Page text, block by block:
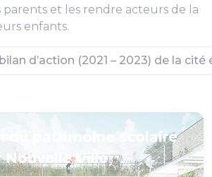
et les rendre acteurs de la
enfants.
d’action (2021 – 2023) de la
du patrimoine scolaire
Nouvelle Ville